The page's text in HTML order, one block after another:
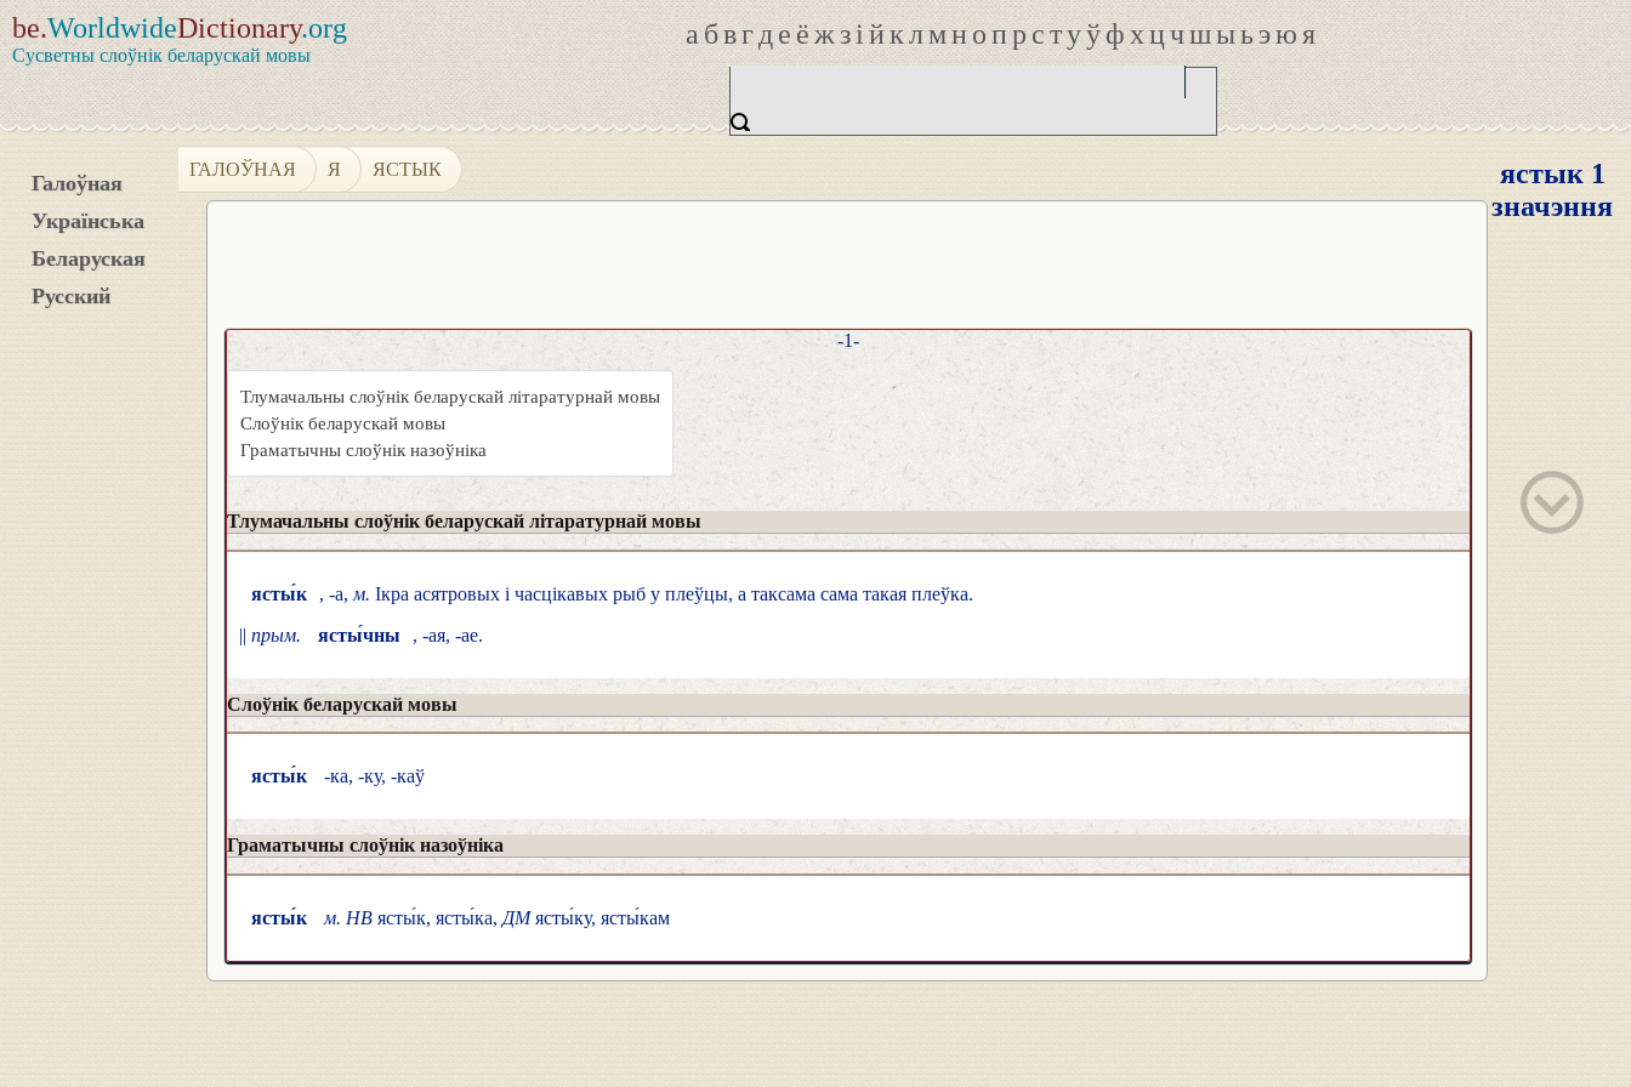
be.WorldwideDictionary.org
Сусветны слоўнік беларускай мовы
абвгдеёжзійклмнопрстуўфхцчшыьэюя
Галоўная
Українська
Беларуская
Русский
ГАЛОЎНАЯ Я ЯСТЫК
ястык 1
значэння
-1-
Тлумачальны слоўнік беларускай літаратурнай мовы
Слоўнік беларускай мовы
Граматычны слоўнік назоўніка
Тлумачальны слоўнік беларускай літаратурнай мовы
ясты́к , -а, м. Ікра асятровых і часцікавых рыб у плеўцы, а таксама сама такая плеўка.
|| прым. ясты́чны , -ая, -ае.
Слоўнік беларускай мовы
ясты́к -ка, -ку, -каў
Граматычны слоўнік назоўніка
ясты́к м. НВ ясты́к, ясты́ка, ДМясты́ку, ясты́кам